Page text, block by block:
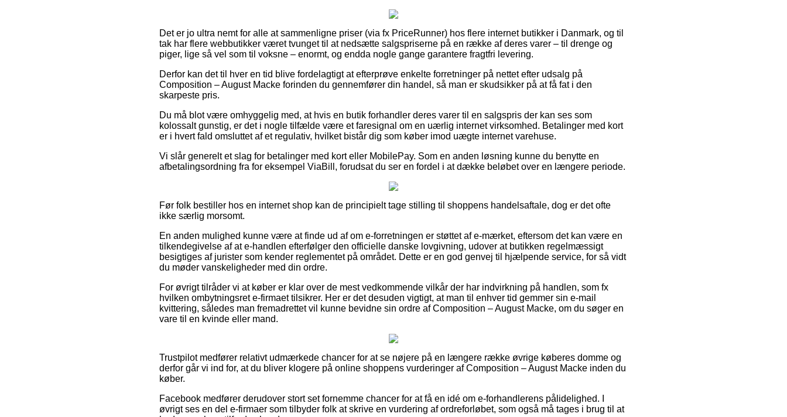
Det er jo ultra nemt for alle at sammenligne priser (via fx PriceRunner) hos flere internet butikker i Danmark, og til
tak har flere webbutikker været tvunget til at nedsætte salgspriserne på en række af deres varer – til drenge og
piger, lige så vel som til voksne – enormt, og endda nogle gange garantere fragtfri levering.
Derfor kan det til hver en tid blive fordelagtigt at efterprøve enkelte forretninger på nettet efter udsalg på
Composition – August Macke forinden du gennemfører din handel, så man er skudsikker på at få fat i den
skarpeste pris.
Du må blot være omhyggelig med, at hvis en butik forhandler deres varer til en salgspris der kan ses som
kolossalt gunstig, er det i nogle tilfælde være et faresignal om en uærlig internet virksomhed. Betalinger med kort
er i hvert fald omsluttet af et regulativ, hvilket bistår dig som køber imod uægte internet varehuse.
Vi slår generelt et slag for betalinger med kort eller MobilePay. Som en anden løsning kunne du benytte en
afbetalingsordning fra for eksempel ViaBill, forudsat du ser en fordel i at dække beløbet over en længere periode.
Før folk bestiller hos en internet shop kan de principielt tage stilling til shoppens handelsaftale, dog er det ofte
ikke særlig morsomt.
En anden mulighed kunne være at finde ud af om e-forretningen er støttet af e-mærket, eftersom det kan være en
tilkendegivelse af at e-handlen efterfølger den officielle danske lovgivning, udover at butikken regelmæssigt
besigtiges af jurister som kender reglementet på området. Dette er en god genvej til hjælpende service, for så vidt
du møder vanskeligheder med din ordre.
For øvrigt tilråder vi at køber er klar over de mest vedkommende vilkår der har indvirkning på handlen, som fx
hvilken ombytningsret e-firmaet tilsikrer. Her er det desuden vigtigt, at man til enhver tid gemmer sin e-mail
kvittering, således man fremadrettet vil kunne bevidne sin ordre af Composition – August Macke, om du søger en
vare til en kvinde eller mand.
Trustpilot medfører relativt udmærkede chancer for at se nøjere på en længere række øvrige køberes domme og
derfor går vi ind for, at du bliver klogere på online shoppens vurderinger af Composition – August Macke inden du
køber.
Facebook medfører derudover stort set fornemme chancer for at få en idé om e-forhandlerens pålidelighed. I
øvrigt ses en del e-firmaer som tilbyder folk at skrive en vurdering af ordreforløbet, som også må tages i brug til at